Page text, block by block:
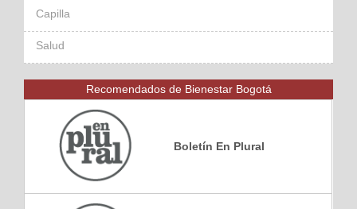
Capilla
Salud
Recomendados de Bienestar Bogotá
Boletín En Plural